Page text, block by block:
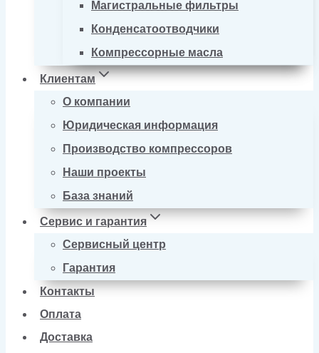
Магистральные фильтры
Конденсатоотводчики
Компрессорные масла
Клиентам
О компании
Юридическая информация
Производство компрессоров
Наши проекты
База знаний
Сервис и гарантия
Сервисный центр
Гарантия
Контакты
Оплата
Доставка